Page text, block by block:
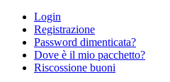
Login
Registrazione
Password dimenticata?
Dove è il mio pacchetto?
Riscossione buoni